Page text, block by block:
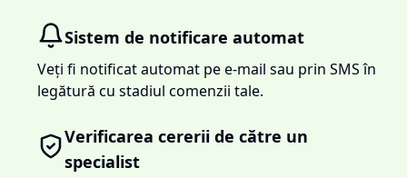
Sistem de notificare automat
Veți fi notificat automat pe e-mail sau prin SMS în
legătură cu stadiul comenzii tale.
Verificarea cererii de către un
specialist